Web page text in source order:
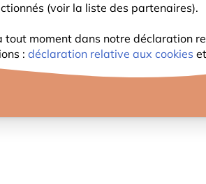
(voir la liste des partenaires).
moment dans notre déclaration
: déclaration relative aux cookies et
Nichoir Woodstone Bilbao - Ouverture